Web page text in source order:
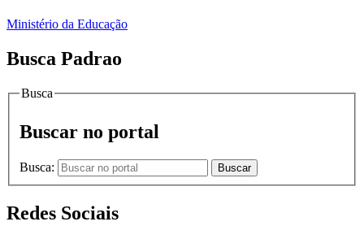
Ministério da Educação
Busca Padrao
Busca
Buscar no portal
Busca: Buscar
Redes Sociais